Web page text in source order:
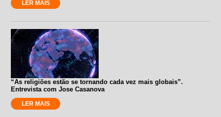
LER MAIS
“As religiões estão se tornando cada vez mais globais”.
Entrevista com Jose Casanova
LER MAIS